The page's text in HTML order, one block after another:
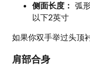
侧面长度： 弧
以下2英寸
如果你双手举过头顶
肩部合身